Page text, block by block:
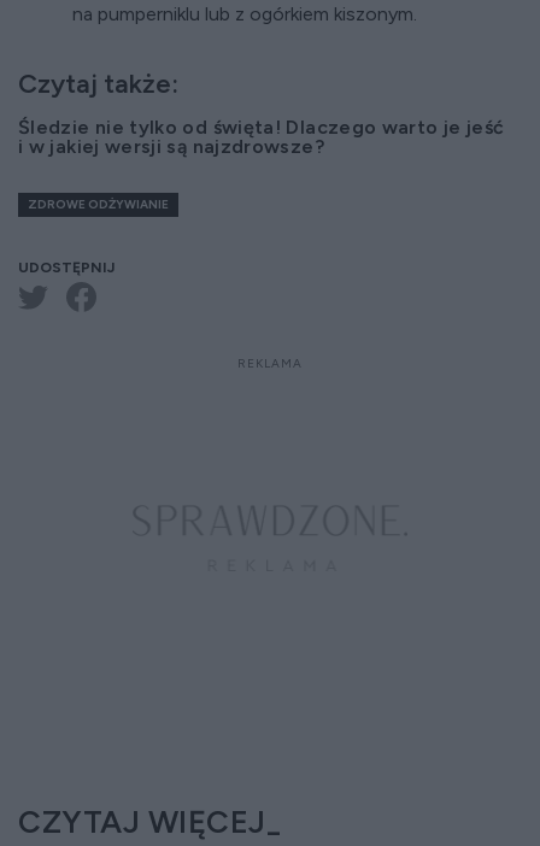
na pumperniklu lub z ogórkiem kiszonym.
Czytaj także:
Śledzie nie tylko od święta! Dlaczego warto je jeść
i w jakiej wersji są najzdrowsze?
ZDROWE ODŻYWIANIE
UDOSTĘPNIJ
CZYTAJ WIĘCEJ